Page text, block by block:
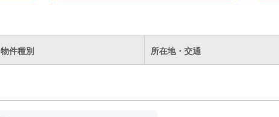
物件種別 所在地・交通